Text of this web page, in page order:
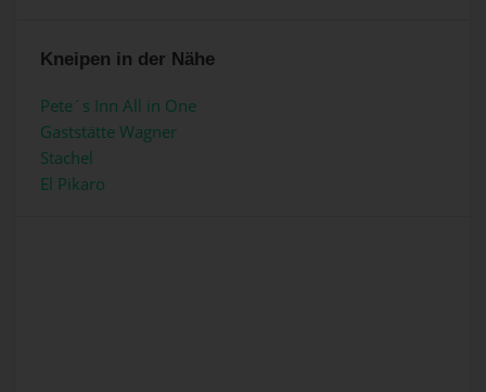
Kneipen in der Nähe
Pete´s Inn All in One
Gaststätte Wagner
Stachel
El Pikaro